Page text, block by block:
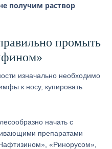
получим раствор
промыть
изначально необходимо
к носу, купировать
начать с
препаратами
«Ринорусом»,